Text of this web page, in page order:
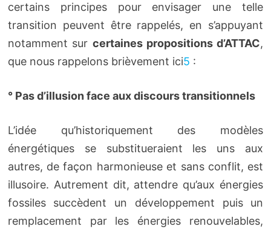
certains principes pour envisager une telle
transition peuvent être rappelés, en s’appuyant
notamment sur certaines propositions d’ATTAC,
que nous rappelons brièvement ici5 :
° Pas d’illusion face aux discours transitionnels
L’idée qu’historiquement des modèles
énergétiques se substitueraient les uns aux
autres, de façon harmonieuse et sans conflit, est
illusoire. Autrement dit, attendre qu’aux énergies
fossiles succèdent un développement puis un
remplacement par les énergies renouvelables,